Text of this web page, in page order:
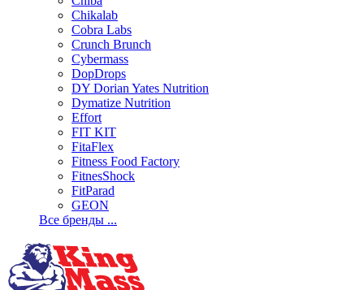
Chikalab
Cobra Labs
Crunch Brunch
Cybermass
DopDrops
DY Dorian Yates Nutrition
Dymatize Nutrition
Effort
FIT KIT
FitaFlex
Fitness Food Factory
FitnesShock
FitParad
GEON
Все бренды ...